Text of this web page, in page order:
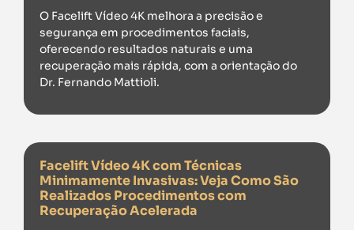
O Facelift Vídeo 4K melhora a precisão e
segurança em procedimentos faciais,
oferecendo resultados naturais e uma
recuperação mais rápida, com a orientação do
Dr. Fernando Mattioli.
Facelift Vídeo 4K com Técnicas
Minimamente Invasivas: Veja Como São
Realizados Procedimentos com
Recuperação Acelerada